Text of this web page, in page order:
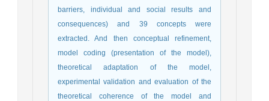
barriers, individual and social results and
consequences) and 39 concepts were
extracted. And then conceptual refinement,
model coding (presentation of the model),
theoretical adaptation of the model,
experimental validation and evaluation of the
theoretical coherence of the model and